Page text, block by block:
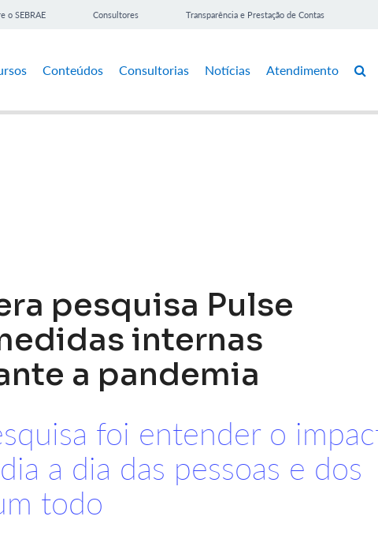
o SEBRAE Consultores Transparência e Prestação de Contas
Conteúdos Consultorias Notícias Atendimento
pesquisa Pulse
internas
a pandemia
foi entender o
a dia das pessoas e dos
todo